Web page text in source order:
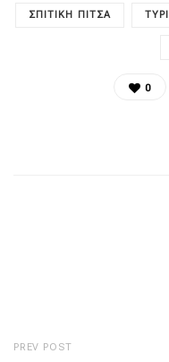
ΣΠΙΤΙΚΉ ΠΊΤΣΑ ΤΥΡΊ
0
PREV POST